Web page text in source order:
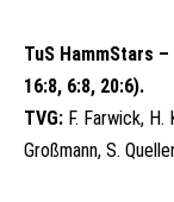
TuS HammStars
16:8, 6:8, 20:6).
TVG: F. Farwick,
Großmann, S.